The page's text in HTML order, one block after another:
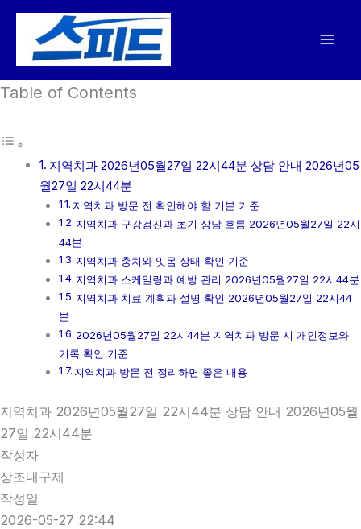
건
뛰
Table of Contents
지역치과 2026년05월27일 22시44분 상담 안내 2026년05
월27일 22시44분
지역치과 방문 전 확인해야 할 기본 기준
지역치과 구강검진과 초기 상담 흐름 2026년05월27일 22시
44분
지역치과 충치와 잇몸 상태 확인 기준
지역치과 스케일링과 예방 관리 2026년05월27일 22시44분
지역치과 치료 계획과 설명 확인 2026년05월27일 22시44
분
2026년05월27일 22시44분 지역치과 방문 시 개인정보와
기록 확인 기준
지역치과 방문 전 정리하면 좋은 내용
지역치과 2026년05월27일 22시44분 상담 안내 2026년05월
27일 22시44분
작성자
상조내구제
작성일
2026-05-27 22:44